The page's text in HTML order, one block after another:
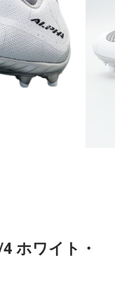
ホワイト・